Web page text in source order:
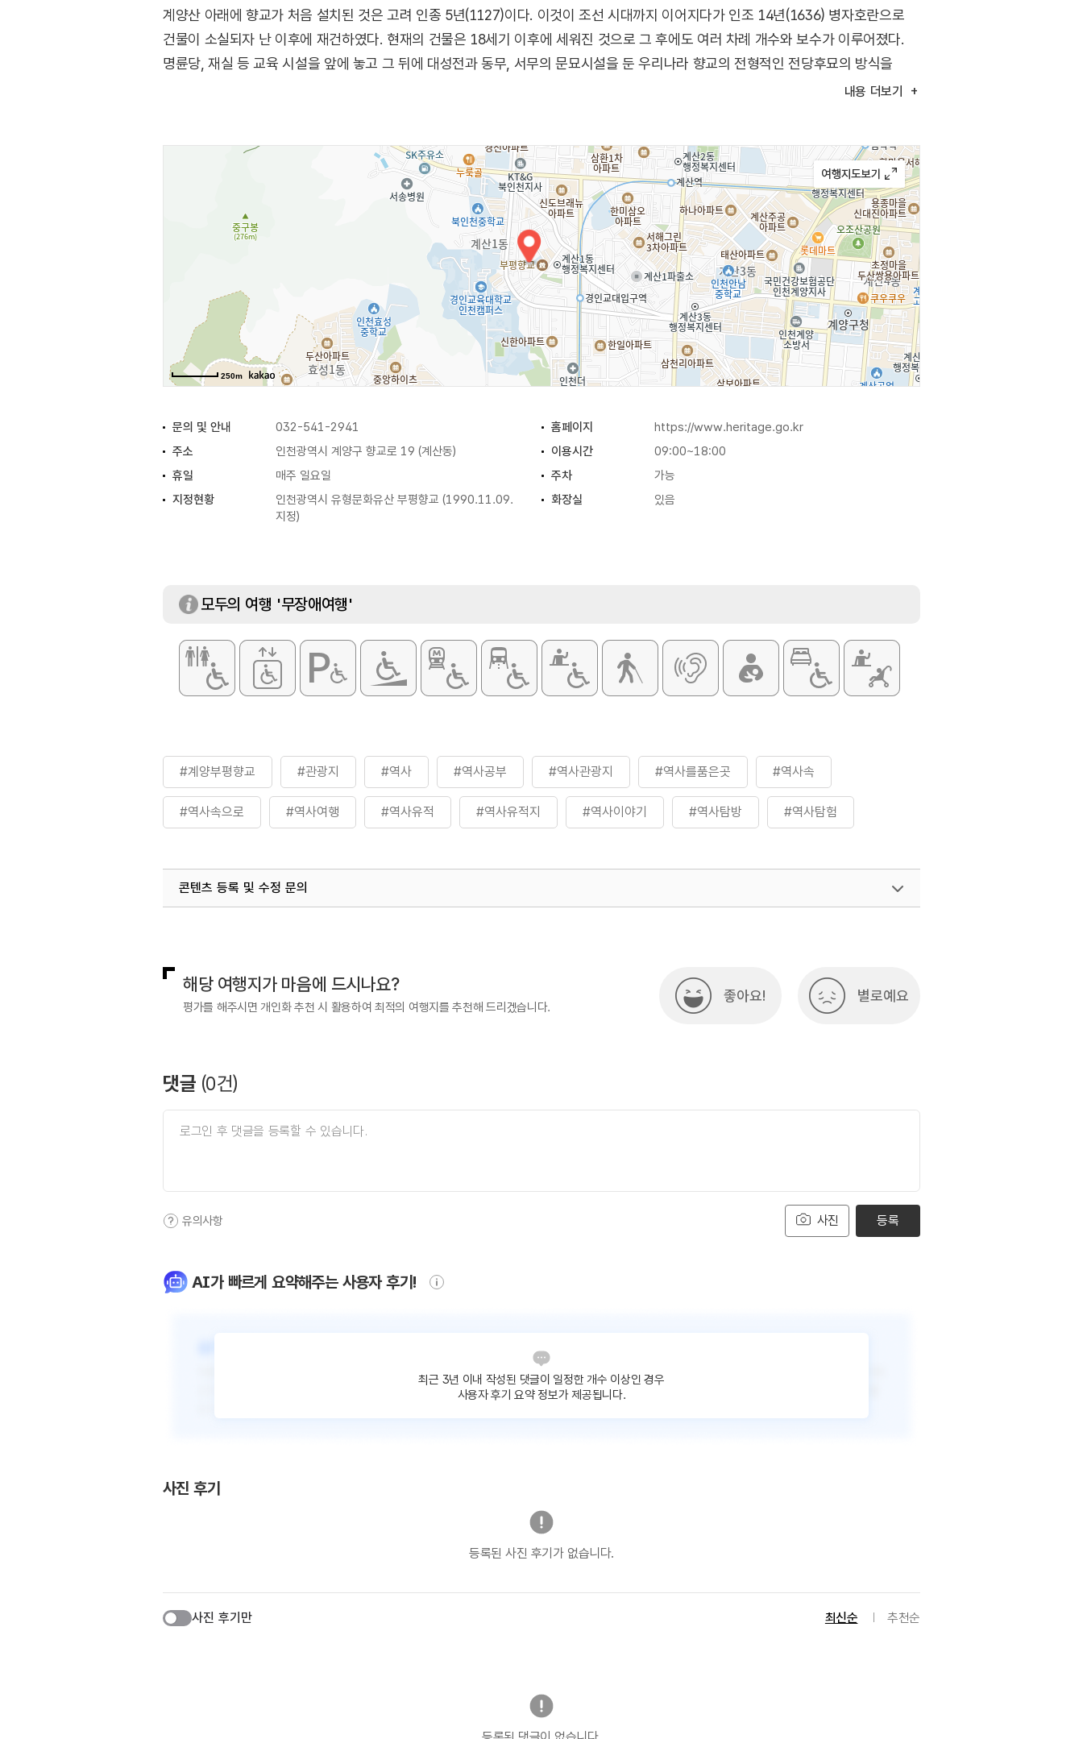
계양산 아래에 향교가 처음 설치된 것은 고려 인종 5년(1127)이다. 이것이 조선 시대까지 이어지다가 인조 14년(1636) 병자호란으로
건물이 소실되자 난 이후에 재건하였다. 현재의 건물은 18세기 이후에 세워진 것으로 그 후에도 여러 차례 개수와 보수가 이루어졌다.
명륜당, 재실 등 교육 시설을 앞에 놓고 그 뒤에 대성전과 동무, 서무의 문묘시설을 둔 우리나라 향교의 전형적인 전당후묘의 방식을
따르고 있다. 명륜당은 학생들을 상대로 강학이 이루어지던 곳이고 재실은 유학생들이 기숙하던 곳이며 대성전은 공자를 위시한 중국의
내용 더보기
250m
문의 및 안내 032-541-2941 홈페이지
https://www.heritage.go.kr
주소
인천광역시 계양구 향교로 19 (계산동) 이용시간
09:00~18:00
휴일
매주 일요일 주차
가능
지정현황
인천광역시 유형문화유산 부평향교 (1990.11.09.
지정)
화장실 있음
모두의 여행 '무장애여행'
#계양부평향교 #관광지 #역사 #역사공부 #역사관광지 #역사를품은곳 #역사속
#역사속으로 #역사여행 #역사유적 #역사유적지 #역사이야기 #역사탐방 #역사탐험
콘텐츠 등록 및 수정 문의
해당 여행지가 마음에 드시나요?
평가를 해주시면 개인화 추천 시 활용하여 최적의 여행지를 추천해 드리겠습니다.
좋아요! 별로예요
댓글 (0건)
사진
유의사항 등록
AI가 빠르게 요약해주는 사용자 후기!
최근 3년 이내 작성된 댓글이 일정한 개수 이상인 경우
사용자 후기 요약 정보가 제공됩니다.
사진 후기
등록된 사진 후기가 없습니다.
사진 후기만 최신순 추천순